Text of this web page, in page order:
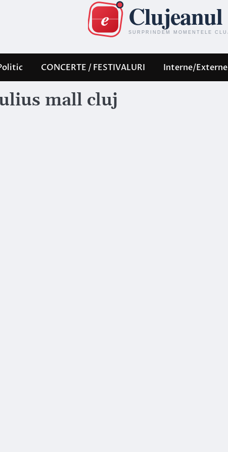
CONCERTE / FESTIVALURI Interne/Externe
mall cluj